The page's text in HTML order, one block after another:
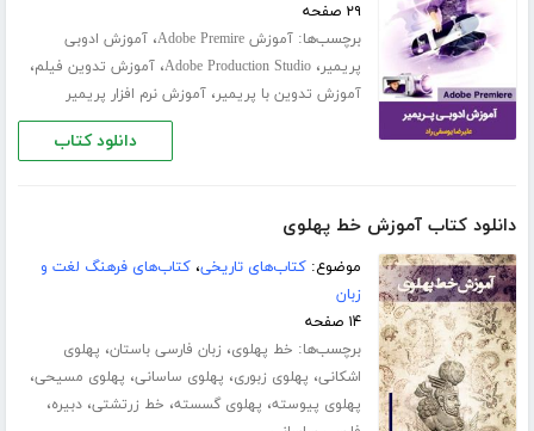
۲۹ صفحه
برچسب‌ها:آموزش Adobe Premire ،آموزش ادوبی
پریمیر،Adobe Production Studio،آموزش تدوین فیلم،
آموزش تدوین با پریمیر،آموزش نرم افزار پریمیر
دانلود کتاب
دانلود کتاب آموزش خط پهلوی
موضوع:کتاب‌های تاریخی،کتاب‌های فرهنگ لغت و
زبان
۱۴ صفحه
برچسب‌ها: خط پهلوی، زبان فارسی باستان، پهلوی
اشکانی، پهلوی زبوری، پهلوی ساسانی، پهلوی مسیحی،
پهلوی پیوسته، پهلوی گسسته، خط زرتشتی،دبیره،